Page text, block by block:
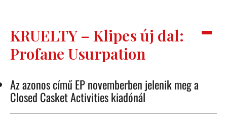
KRUELTY – Klipes új dal:
Profane Usurpation
Az azonos című EP novemberben jelenik meg a
Closed Casket Activities kiadónál